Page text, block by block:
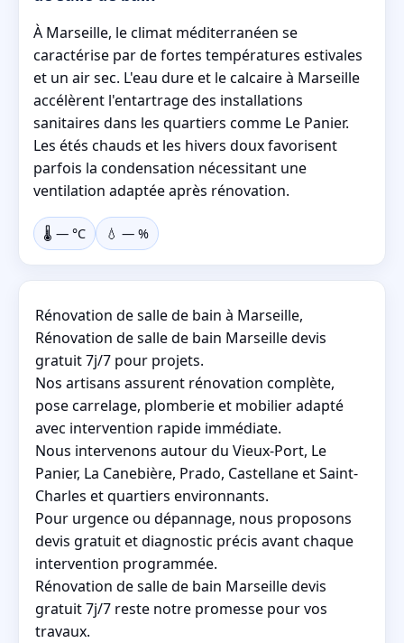
À Marseille, le climat méditerranéen se
caractérise par de fortes températures estivales
et un air sec. L'eau dure et le calcaire à Marseille
accélèrent l'entartrage des installations
sanitaires dans les quartiers comme Le Panier.
Les étés chauds et les hivers doux favorisent
parfois la condensation nécessitant une
ventilation adaptée après rénovation.
🌡️ — °C 💧 — %
Rénovation de salle de bain à Marseille,
Rénovation de salle de bain Marseille devis
gratuit 7j/7 pour projets.
Nos artisans assurent rénovation complète,
pose carrelage, plomberie et mobilier adapté
avec intervention rapide immédiate.
Nous intervenons autour du Vieux-Port, Le
Panier, La Canebière, Prado, Castellane et Saint-
Charles et quartiers environnants.
Pour urgence ou dépannage, nous proposons
devis gratuit et diagnostic précis avant chaque
intervention programmée.
Rénovation de salle de bain Marseille devis
gratuit 7j/7 reste notre promesse pour vos
travaux.